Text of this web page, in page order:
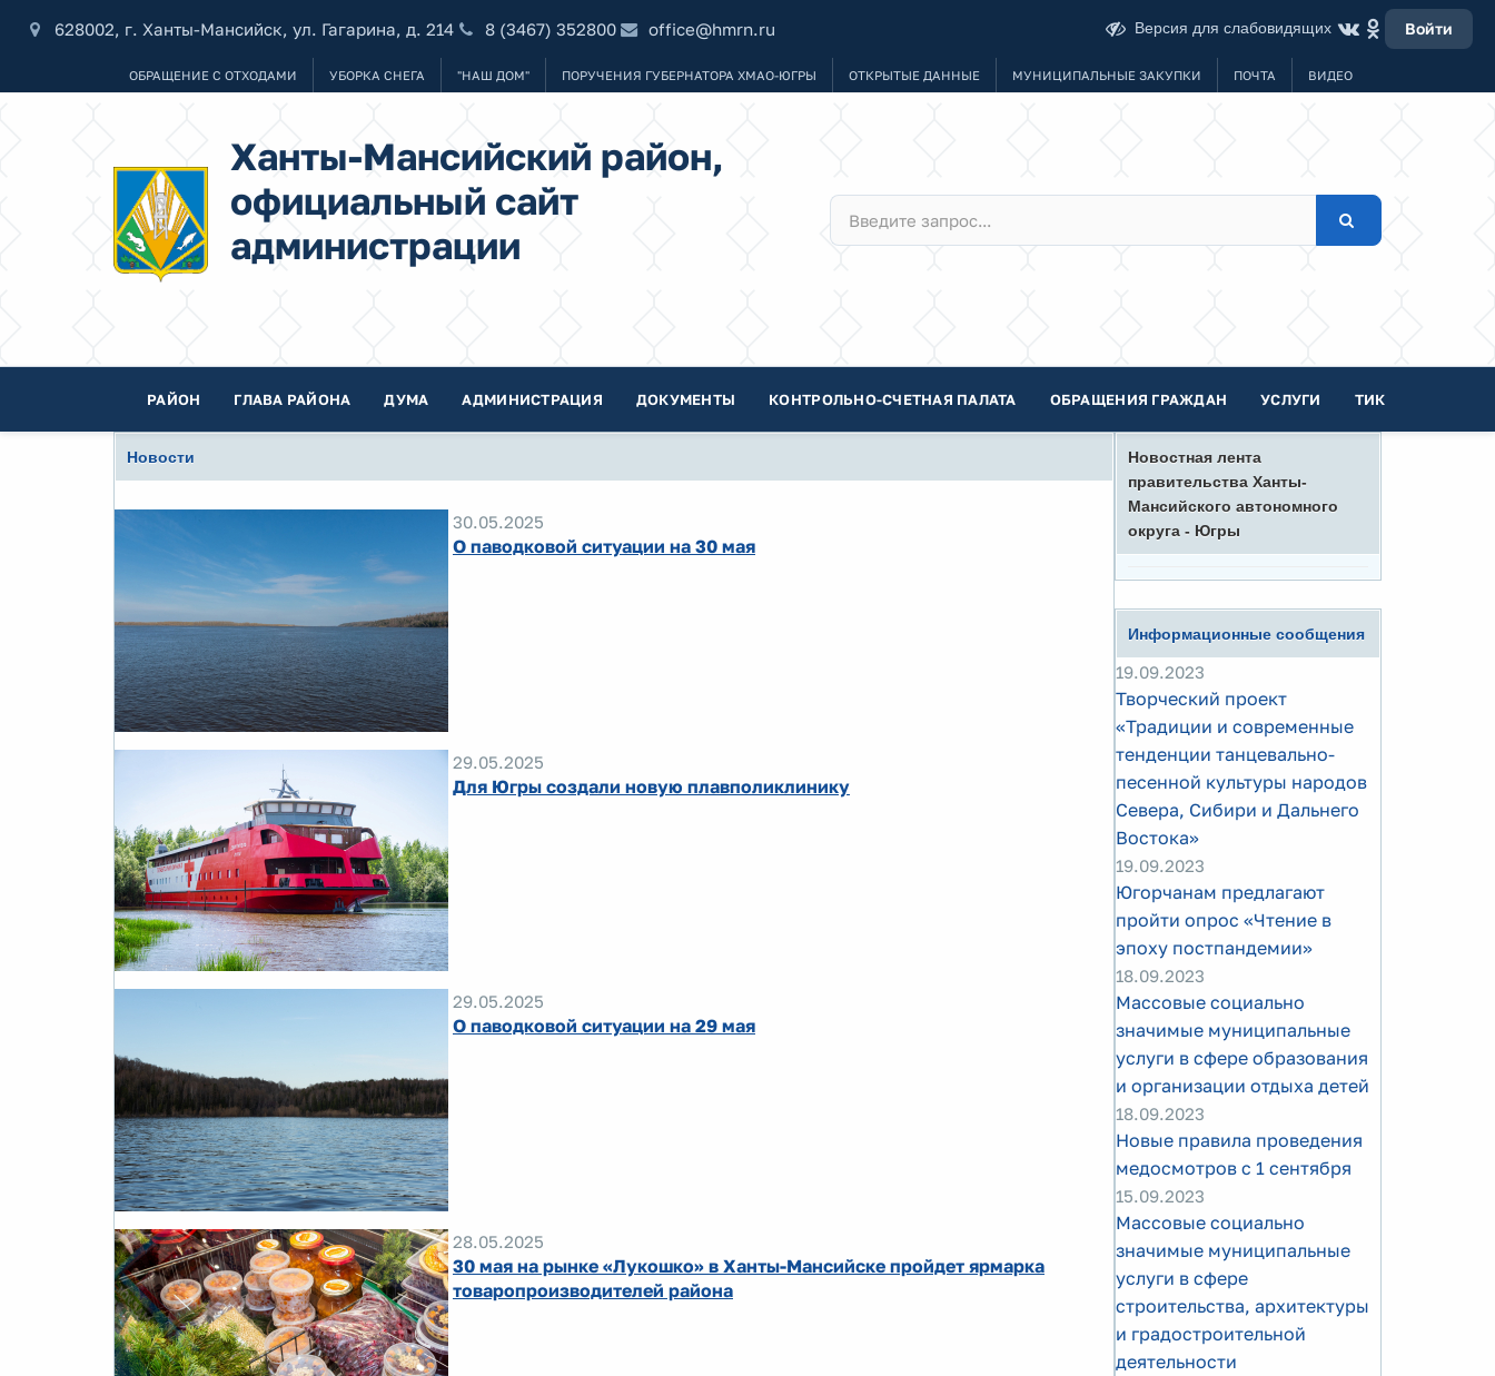
628002, г. Ханты-Мансийск, ул. Гагарина, д. 214 8 (3467) 352800 office@hmrn.ru Версия для слабовидящих Войти
ОБРАЩЕНИЕ С ОТХОДАМИ УБОРКА СНЕГА "НАШ ДОМ" ПОРУЧЕНИЯ ГУБЕРНАТОРА ХМАО-ЮГРЫ ОТКРЫТЫЕ ДАННЫЕ МУНИЦИПАЛЬНЫЕ ЗАКУПКИ ПОЧТА ВИДЕО
Ханты-Мансийский район,
официальный сайт
администрации
РАЙОН ГЛАВА РАЙОНА ДУМА АДМИНИСТРАЦИЯ ДОКУМЕНТЫ КОНТРОЛЬНО-СЧЕТНАЯ ПАЛАТА ОБРАЩЕНИЯ ГРАЖДАН УСЛУГИ ТИК
Новости
30.05.2025
О паводковой ситуации на 30 мая
29.05.2025
Для Югры создали новую плавполиклинику
29.05.2025
О паводковой ситуации на 29 мая
28.05.2025
30 мая на рынке «Лукошко» в Ханты-Мансийске пройдет ярмарка
товаропроизводителей района
Новостная лента
правительства Ханты-
Мансийского автономного
округа - Югры
Информационные сообщения
19.09.2023
Творческий проект
«Традиции и современные
тенденции танцевально-
песенной культуры народов
Севера, Сибири и Дальнего
Востока»
19.09.2023
Югорчанам предлагают
пройти опрос «Чтение в
эпоху постпандемии»
18.09.2023
Массовые социально
значимые муниципальные
услуги в сфере образования
и организации отдыха детей
18.09.2023
Новые правила проведения
медосмотров с 1 сентября
15.09.2023
Массовые социально
значимые муниципальные
услуги в сфере
строительства, архитектуры
и градостроительной
деятельности